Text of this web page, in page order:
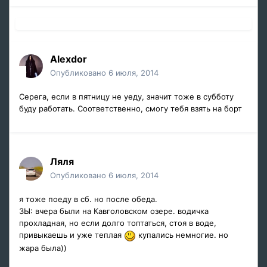
Alexdor
Опубликовано 6 июля, 2014
Серега, если в пятницу не уеду, значит тоже в субботу
буду работать. Соответственно, смогу тебя взять на борт
Ляля
Опубликовано 6 июля, 2014
я тоже поеду в сб. но после обеда.
ЗЫ: вчера были на Кавголовском озере. водичка
прохладная, но если долго топтаться, стоя в воде,
привыкаешь и уже теплая
купались немногие. но
жара была))